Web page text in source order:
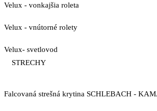
Velux - vonkajšia roleta
Velux - vnútorné rolety
Velux- svetlovod
STRECHY
Falcovaná strešná krytina SCHLEBACH -